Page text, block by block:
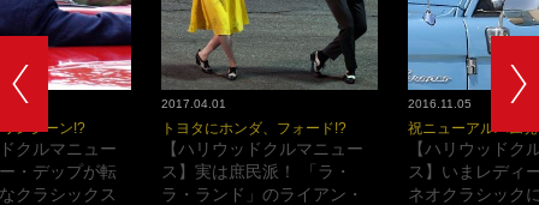
2017.04.01
トヨタにホンダ、フォード!?
【ハリウッドクルマニュー
ス】実は庶民派！ 「ラ・
ラ・ランド」のライアン・
2016.11.05
祝ニューアルバム
【ハリウッドク
ス】いまレディ
ネオクラシック
ンシーン!?
クルマニュー
・デップが転
クラシックス